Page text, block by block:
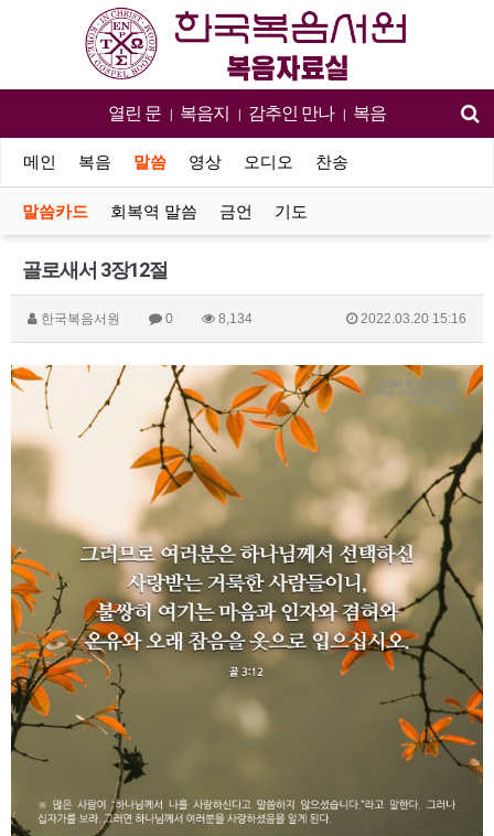
열린 문 | 복음지 | 감추인 만나 | 복음
메인 복음 말씀 영상 오디오 찬송
말씀카드 회복역 말씀 금언 기도
골로새서 3장12절
한국복음서원 0 8,134 2022.03.20 15:16